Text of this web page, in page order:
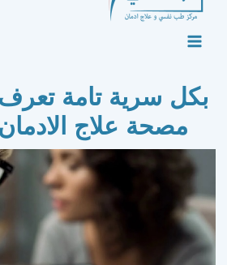
MAIN
بكل سرية تامة
مصحة علاج